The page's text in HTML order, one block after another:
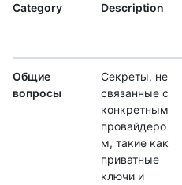
Category Description
Общие
вопросы
Секреты, не
связанные с
конкретным
провайдеро
м, такие как
приватные
ключи и